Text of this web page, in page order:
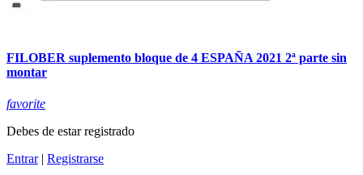
FILOBER suplemento bloque de 4 ESPAÑA 2021 2ª parte sin
montar
favorite
Debes de estar registrado
Entrar| Registrarse